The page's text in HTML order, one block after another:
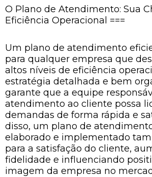
O Plano de Atendimento: Sua
Eficiência Operacional ===
Um plano de atendimento
para qualquer empresa que
altos níveis de eficiência
estratégia detalhada e bem
garante que a equipe
atendimento ao cliente possa
demandas de forma rápida e
disso, um plano de
elaborado e implementado
para a satisfação do cliente,
fidelidade e influenciando
imagem da empresa no